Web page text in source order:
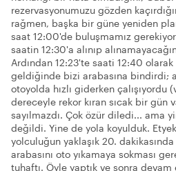
rezervasyonumuzu gözden
rağmen, başka bir güne yeniden
saat 12:00'de buluşmamız
saatin 12:30'a alınıp
Ardından 12:23'te saati 12:40
geldiğinde bizi arabasına bindirdi;
otoyolda hızlı giderken çalışıyordu
dereceyle rekor kıran sıcak bir gün
sayılmazdı. Çok özür diledi... ama
değildi. Yine de yola koyulduk.
yolculuğun yaklaşık 20.
arabasını oto yıkamaya sokması
tuhaftı. Öyle yaptık ve sonra devam